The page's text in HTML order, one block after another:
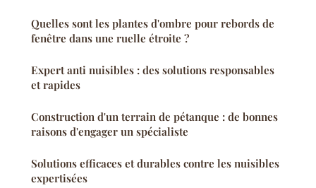
Quelles sont les plantes d'ombre pour rebords de
fenêtre dans une ruelle étroite ?
Expert anti nuisibles : des solutions responsables
et rapides
Construction d'un terrain de pétanque : de bonnes
raisons d'engager un spécialiste
Solutions efficaces et durables contre les nuisibles
expertisées